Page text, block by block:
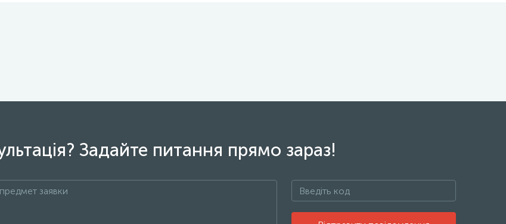
Задайте питання прямо зараз!